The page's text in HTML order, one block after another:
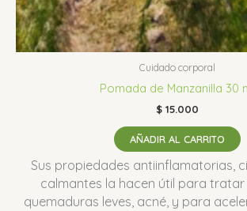
Cuidado corporal
Pomada de Manzanilla 30
$ 15.000
AÑADIR AL CARRITO
Sus propiedades antiinflamatorias,
calmantes la hacen útil para tratar
quemaduras leves, acné, y para